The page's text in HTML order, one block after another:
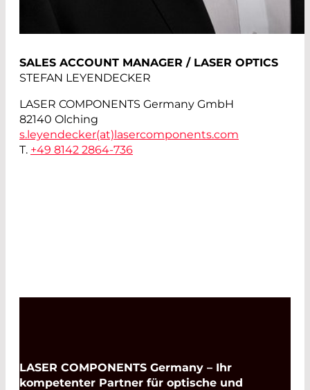
SALES ACCOUNT MANAGER / LASER OPTICS
STEFAN LEYENDECKER
LASER COMPONENTS Germany GmbH
82140 Olching
s.leyendecker(at)lasercomponents.com
T. +49 8142 2864-736
LASER COMPONENTS Germany – Ihr
kompetenter Partner für optische und